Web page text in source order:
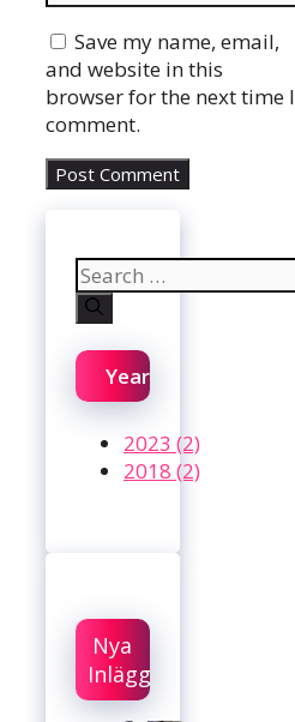
Save my name, email,
and website in this
browser for the next time I
comment.
Search
for:
Year
2023 (2)
2018 (2)
Nya
Inlägg